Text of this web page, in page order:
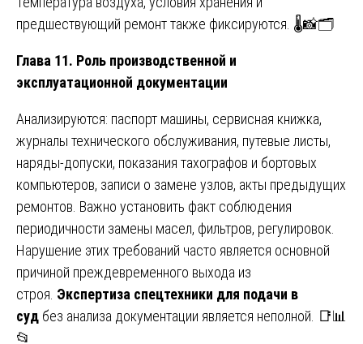
предшествующий ремонт также фиксируются. 🌡️📸🗂️
Глава 11. Роль производственной и
эксплуатационной документации
Анализируются: паспорт машины, сервисная книжка,
журналы технического обслуживания, путевые листы,
наряды-допуски, показания тахографов и бортовых
компьютеров, записи о замене узлов, акты предыдущих
ремонтов. Важно установить факт соблюдения
периодичности замены масел, фильтров, регулировок.
Нарушение этих требований часто является основной
причиной преждевременного выхода из
строя. Экспертиза спецтехники для подачи в
суд без анализа документации является неполной. 📑📊
📂